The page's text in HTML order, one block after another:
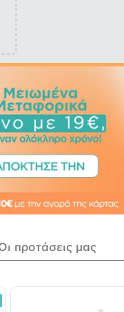
προτάσεις μας